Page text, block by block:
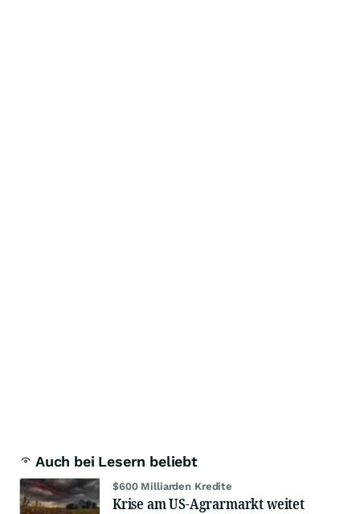
Auch bei Lesern beliebt
$600 Milliarden Kredite
Krise am US-Agrarmarkt weitet